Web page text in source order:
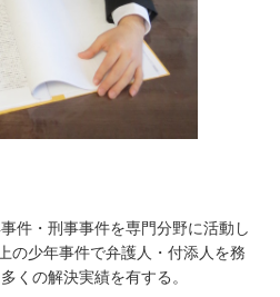
件・刑事事件を専門分野に活動し
の少年事件で弁護人・付添人を務
くの解決実績を有する。